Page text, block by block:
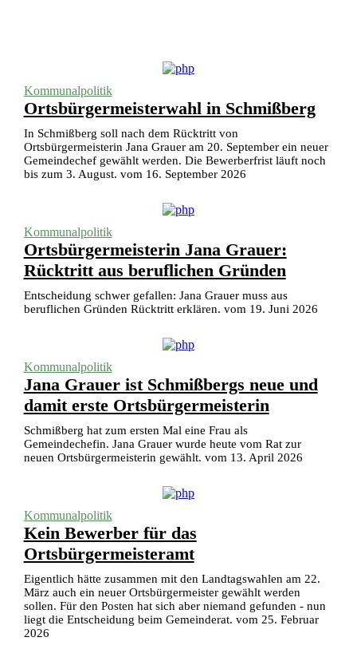
Kommunalpolitik
Ortsbürgermeisterwahl in Schmißberg
In Schmißberg soll nach dem Rücktritt von
Ortsbürgermeisterin Jana Grauer am 20. September ein neuer
Gemeindechef gewählt werden. Die Bewerberfrist läuft noch
bis zum 3. August. vom 16. September 2026
Kommunalpolitik
Ortsbürgermeisterin Jana Grauer:
Rücktritt aus beruflichen Gründen
Entscheidung schwer gefallen: Jana Grauer muss aus
beruflichen Gründen Rücktritt erklären. vom 19. Juni 2026
Kommunalpolitik
Jana Grauer ist Schmißbergs neue und
damit erste Ortsbürgermeisterin
Schmißberg hat zum ersten Mal eine Frau als
Gemeindechefin. Jana Grauer wurde heute vom Rat zur
neuen Ortsbürgermeisterin gewählt. vom 13. April 2026
Kommunalpolitik
Kein Bewerber für das
Ortsbürgermeisteramt
Eigentlich hätte zusammen mit den Landtagswahlen am 22.
März auch ein neuer Ortsbürgermeister gewählt werden
sollen. Für den Posten hat sich aber niemand gefunden - nun
liegt die Entscheidung beim Gemeinderat. vom 25. Februar
2026